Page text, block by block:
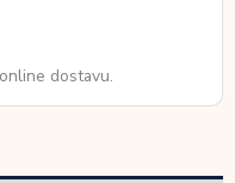
dostavu.